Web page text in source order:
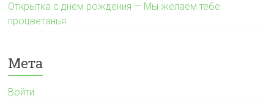
Открытка с днем рождения — Мы желаем тебе
процветанья
Мета
Войти